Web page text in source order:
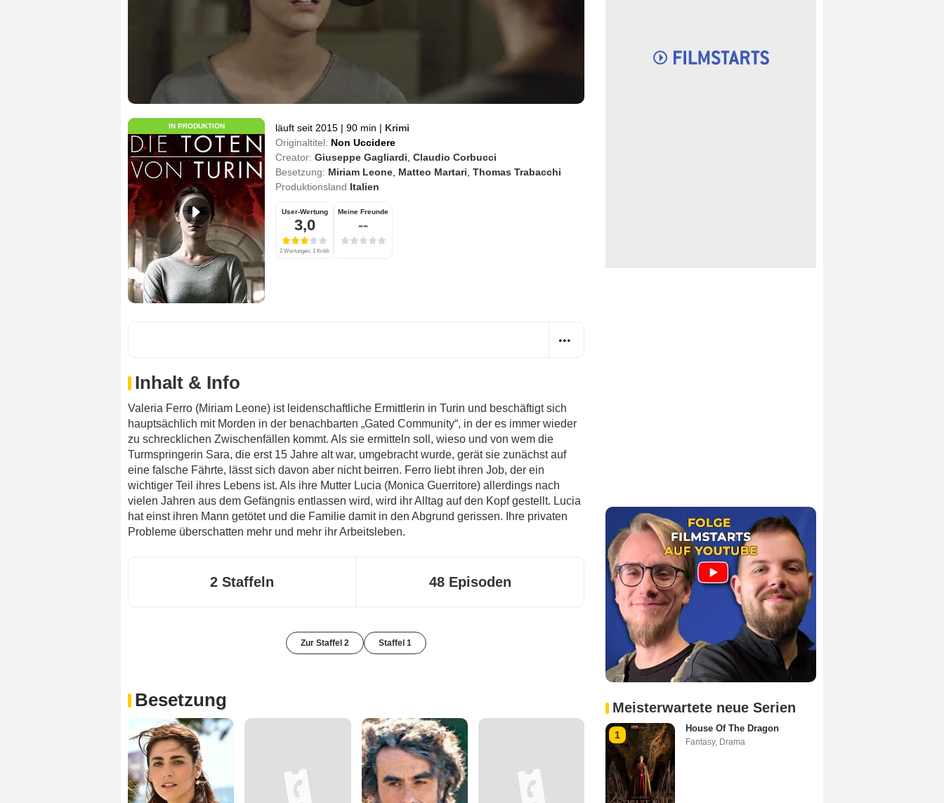
IN PRODUKTION läuft seit 2015 | 90 min | Krimi
Originaltitel: Non Uccidere
Creator: Giuseppe Gagliardi Claudio Corbucci
Besetzung: Miriam Leone Matteo Martari Thomas Trabacchi
Produktionsland Italien
User-Wertung
3,0
2 Wertungen, 1 Kritik
Meine Freunde
--
Inhalt & Info
Valeria Ferro (Miriam Leone) ist leidenschaftliche Ermittlerin in Turin und beschäftigt sich
hauptsächlich mit Morden in der benachbarten „Gated Community“, in der es immer wieder
zu schrecklichen Zwischenfällen kommt. Als sie ermitteln soll, wieso und von wem die
Turmspringerin Sara, die erst 15 Jahre alt war, umgebracht wurde, gerät sie zunächst auf
eine falsche Fährte, lässt sich davon aber nicht beirren. Ferro liebt ihren Job, der ein
wichtiger Teil ihres Lebens ist. Als ihre Mutter Lucia (Monica Guerritore) allerdings nach
vielen Jahren aus dem Gefängnis entlassen wird, wird ihr Alltag auf den Kopf gestellt. Lucia
hat einst ihren Mann getötet und die Familie damit in den Abgrund gerissen. Ihre privaten
Probleme überschatten mehr und mehr ihr Arbeitsleben.
2 Staffeln 48 Episoden
Zur Staffel 2 Staffel 1
Besetzung Meisterwartete neue Serien
1
House Of The Dragon
Fantasy, Drama